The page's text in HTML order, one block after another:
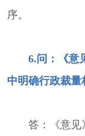
序。
6.问：《意
中明确行政裁量
答：《意见